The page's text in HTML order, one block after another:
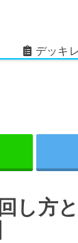
デッキ
し方